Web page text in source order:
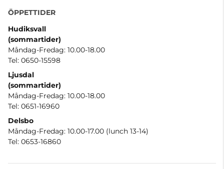
ÖPPETTIDER
Hudiksvall
(sommartider)
Måndag-Fredag: 10.00-18.00
Tel: 0650-15598
Ljusdal
(sommartider)
Måndag-Fredag: 10.00-18.00
Tel: 0651-16960
Delsbo
Måndag-Fredag: 10.00-17.00 (lunch 13-14)
Tel: 0653-16860